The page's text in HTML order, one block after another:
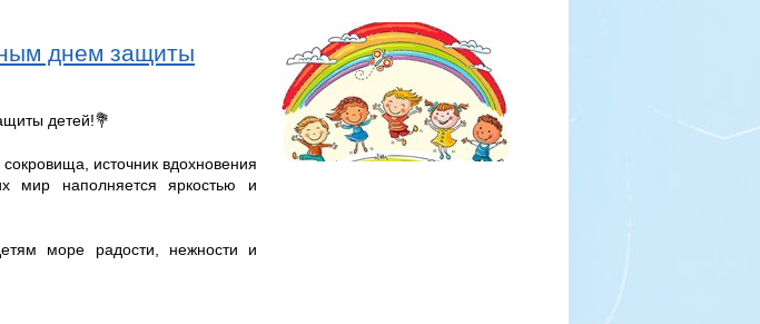
днем защиты
детей!💐
источник вдохновения
мир наполняется яркостью и
море радости, нежности и